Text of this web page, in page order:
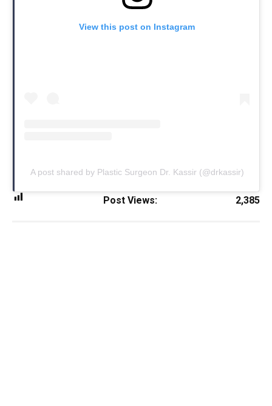
View this post on Instagram
A post shared by Plastic Surgeon Dr. Kassir (@drkassir)
Post Views: 2,385